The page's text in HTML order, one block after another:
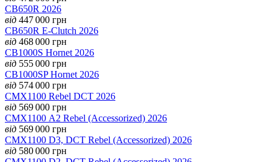
CB650R 2026
від 447 000 грн
CB650R E-Clutch 2026
від 468 000 грн
CB1000S Hornet 2026
від 555 000 грн
CB1000SP Hornet 2026
від 574 000 грн
CMX1100 Rebel DCT 2026
від 569 000 грн
CMX1100 А2 Rebel (Accessorized) 2026
від 569 000 грн
CMX1100 D3, DCT Rebel (Accessorized) 2026
від 580 000 грн